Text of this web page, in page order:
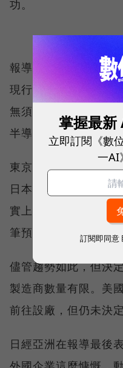
功。
報導中指出，倘若研
現行的制度，台積電
無須對日本做任何回
半導體製造廠得到任
東京當局採取積極行
日本並非唯一致力吸
實上，全球競爭激烈
筆預算支出，提供補
儘管趨勢如此，但決
製造商數量有限。美
前往設廠，但仍未決
日經亞洲在報導最後
掌握最新
立即訂閱《數
一AI
訂閱即同意